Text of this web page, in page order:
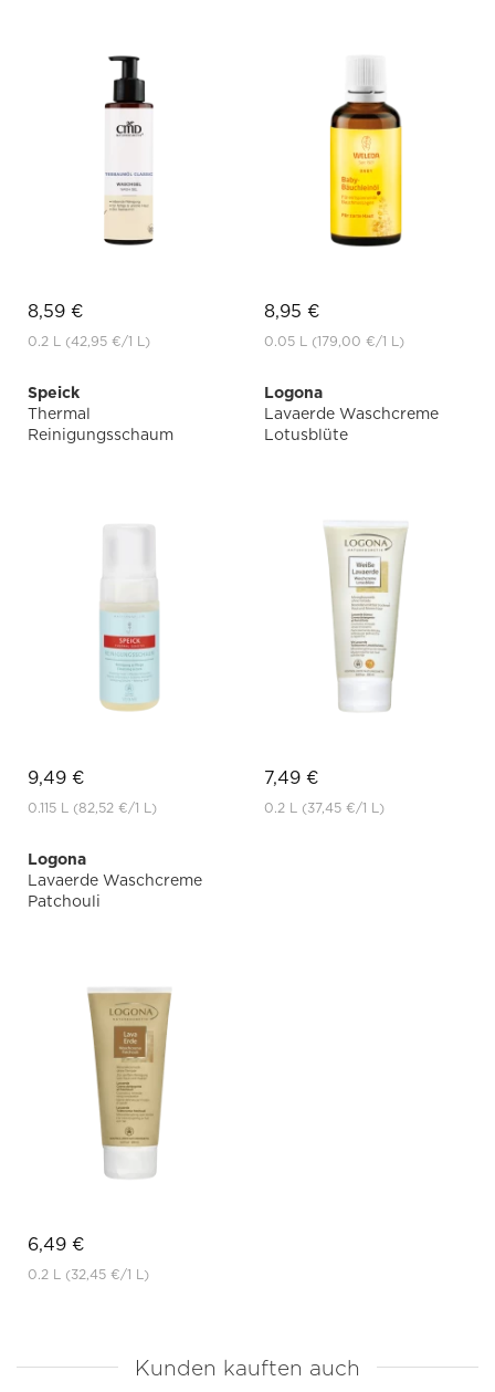
8,59 €
0.2 L (42,95 €/1 L)
8,95 €
0.05 L (179,00 €/1 L)
Speick
Thermal
Reinigungsschaum
9,49 €
0.115 L (82,52 €/1 L)
Logona
Lavaerde Waschcreme
Lotusblüte
7,49 €
0.2 L (37,45 €/1 L)
Logona
Lavaerde Waschcreme
Patchouli
6,49 €
0.2 L (32,45 €/1 L)
Kunden kauften auch